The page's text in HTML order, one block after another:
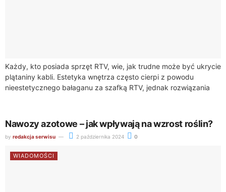
Każdy, kto posiada sprzęt RTV, wie, jak trudne może być ukrycie
plątaniny kabli. Estetyka wnętrza często cierpi z powodu
nieestetycznego bałaganu za szafką RTV, jednak rozwiązania
Nawozy azotowe – jak wpływają na wzrost roślin?
by redakcja serwisu 2 października 2024 0
WIADOMOŚCI